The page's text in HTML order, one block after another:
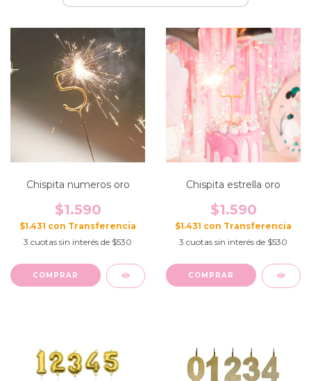
Chispita numeros oro
$1.590
$1.431 con
3 cuotas sin interés de $530
COMPRAR
Chispita estrella oro
$1.590
$1.431 con
3 cuotas sin interés de $530